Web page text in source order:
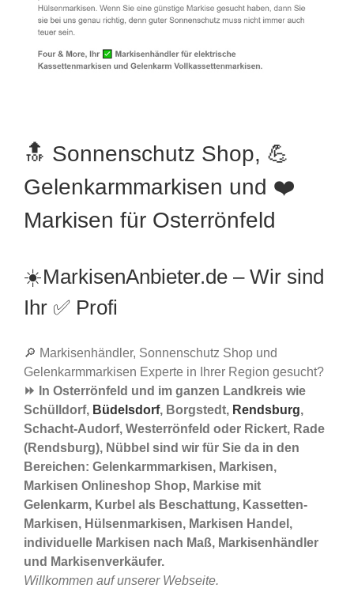
🔝 Sonnenschutz Shop, 💪
Gelenkarmmarkisen und ❤️
Markisen für Osterrönfeld
☀️MarkisenAnbieter.de – Wir sind
Ihr ✅ Profi
🔎 Markisenhändler, Sonnenschutz Shop und
Gelenkarmmarkisen Experte in Ihrer Region gesucht?
⏩ In Osterrönfeld und im ganzen Landkreis wie
Schülldorf, Büdelsdorf, Borgstedt, Rendsburg,
Schacht-Audorf, Westerrönfeld oder Rickert, Rade
(Rendsburg), Nübbel sind wir für Sie da in den
Bereichen: Gelenkarmmarkisen, Markisen,
Markisen Onlineshop Shop, Markise mit
Gelenkarm, Kurbel als Beschattung, Kassetten-
Markisen, Hülsenmarkisen, Markisen Handel,
individuelle Markisen nach Maß, Markisenhändler
und Markisenverkäufer.
Willkommen auf unserer Webseite.